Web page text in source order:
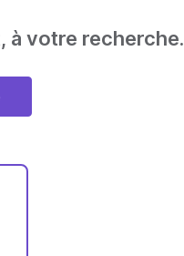
à votre recherche.